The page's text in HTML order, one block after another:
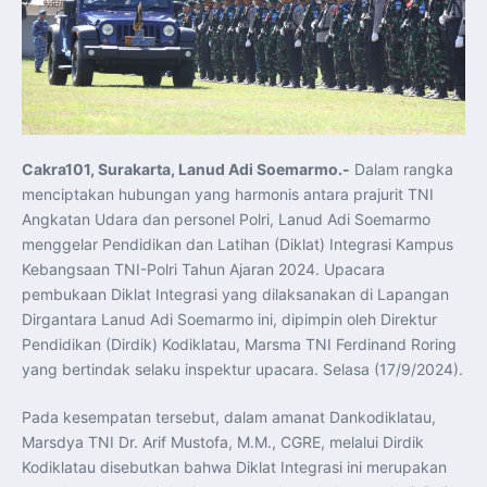
Koordinasi Jaga Stabilitas Keuangan dan Kepercayaan
Pasar
Presiden Prabowo Perkuat Sinergi Perguruan Tinggi dan
PT PAL untuk Majukan Industri Perkapalan Nasional
KASAL dan Panglima Armada Pasifik Rusia Resmi Buka
Latma ORRUDA 2026
T-50i Golden Eagle TNI AU Meriahkan Pitch Black Mindil
Beach Flying Display 2026
Indonesia dan Turki Sepakati Joint Action Plan 2026–
Balai Vokasi
TNI AU Tingkatkan Kemampuan Personel melalui
Pelatihan Signal Radio untuk Misi Pertahanan Udara dan
Radar
Menkeu Purbaya Instruksikan Penyelarasan Aturan KEK
untuk Perkuat Daya Saing Industri Dalam Negeri
Mentan Amran Pacu Produksi Gula Nasional, Target
Swasembada Gula Putih Dua Tahun dan Tembus 3 Juta
Ton
Menlu Sugiono Tekankan Inovasi sebagai Kunci
Penguatan Kerja Sama Konkret ASEAN Plus Three
Latma ORRUDA 2026 di Vladivostok Perkuat Diplomasi
Maritim TNI AL dan Rusia
Latihan DACT di Exercise Pitch Black 2026 Tingkatkan
Kesiapan Tempur Penerbang TNI AU
Menjadi Penopang Stabilitas Kawasan”
ASEAN dan Amerika Serikat Perkuat Kemitraan untuk
Jaga Stabilitas Kawasan dan Dorong Pertumbuhan
Ekonomi
Presiden Prabowo Terima Direktur FBI, Indonesia dan AS
Cakra101, Surakarta, Lanud Adi Soemarmo.- Dalam rangka
menciptakan hubungan yang harmonis antara prajurit TNI
Angkatan Udara dan personel Polri, Lanud Adi Soemarmo
menggelar Pendidikan dan Latihan (Diklat) Integrasi Kampus
Kebangsaan TNI-Polri Tahun Ajaran 2024. Upacara
pembukaan Diklat Integrasi yang dilaksanakan di Lapangan
Dirgantara Lanud Adi Soemarmo ini, dipimpin oleh Direktur
Pendidikan (Dirdik) Kodiklatau, Marsma TNI Ferdinand Roring
yang bertindak selaku inspektur upacara. Selasa (17/9/2024).
Pada kesempatan tersebut, dalam amanat Dankodiklatau,
Marsdya TNI Dr. Arif Mustofa, M.M., CGRE, melalui Dirdik
Kodiklatau disebutkan bahwa Diklat Integrasi ini merupakan